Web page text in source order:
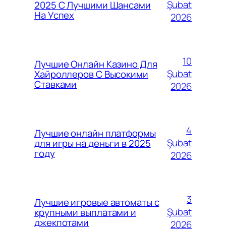
2025 С Лучшими Шансами
На Успех
Şubat
2026
Лучшие Онлайн Казино Для
Хайроллеров С Высокими
Ставками
10
Şubat
2026
Лучшие онлайн платформы
для игры на деньги в 2025
году
4
Şubat
2026
Лучшие игровые автоматы с
крупными выплатами и
джекпотами
3
Şubat
2026